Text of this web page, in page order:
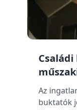
Az
buktatók